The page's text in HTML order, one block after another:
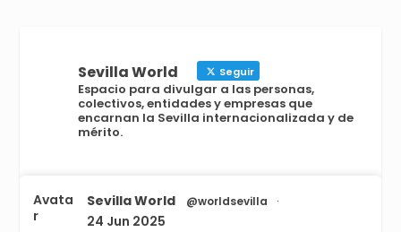
Sevilla World Seguir
Espacio para divulgar a las personas,
colectivos, entidades y empresas que
encarnan la Sevilla internacionalizada y de
mérito.
Avata
r
Sevilla World @worldsevilla ·
24 Jun 2025